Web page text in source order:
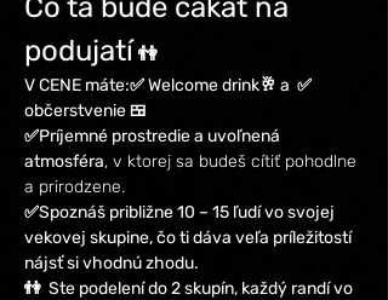
Čo ťa bude čakať na
podujatí 👫
V CENE máte:✅ Welcome drink🥂 a  ✅
občerstvenie 🍱
✅Príjemné prostredie a uvoľnená
atmosféra, v ktorej sa budeš cítiť pohodlne
a prirodzene.
✅Spoznáš približne 10 – 15 ľudí vo svojej
vekovej skupine, čo ti dáva veľa príležitostí
nájsť si vhodnú zhodu.
👫  Ste podelení do 2 skupín, každý randí vo